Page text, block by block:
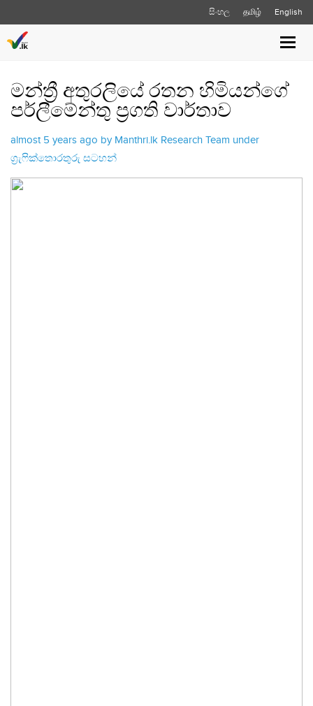
සිංහල தமிழ் English
මන්ත්‍රී අතුරලියේ රතන හිමියන්ගේ
පර්ලීමේන්තු ප්‍රගති වාර්තාව
almost 5 years ago by Manthri.lk Research Team under
ග්‍රැෆික්තොරතුරු සටහන්